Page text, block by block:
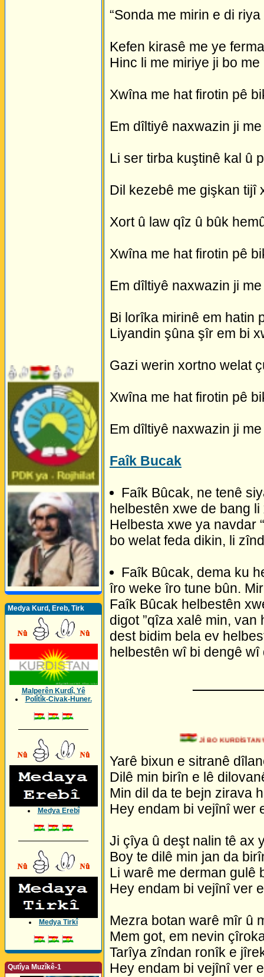
Medya Kurd, Ereb, Tirk
Malperên Kurdî, Yê
Polîtîk-Civak-Huner.
Medya Erebî
Medya Tirkî
Qutîya Muzîkê-1
“Sonda me mirin e di
Kefen kirasê me ye
Hinc li me miriye ji bo
Xwîna me hat firotin pê
Em dîltiyê naxwazin ji
Li ser tirba kuştinê kal û
Dil kezebê me gişkan tijî
Xort û law qîz û bûk
Xwîna me hat firotin pê
Em dîltiyê naxwazin ji
Bi lorîka mirinê em hatin
Liyandin şûna şîr em bi
Gazi werin xortno welat
Xwîna me hat firotin pê
Em dîltiyê naxwazin ji
Faîk Bucak
Faîk Bûcak, ne tenê
helbestên xwe de bang
Helbesta xwe ya navdar
bo welat feda dikin, li
Faîk Bûcak, dema ku
îro weke îro tune bûn.
Faîk Bûcak helbestên
digot ”qîza xalê min,
dest bidim bela ev
helbestên wî bi dengê
Jİ BO KURDİSTAN
Yarê bixun e sitranê
Dilê min birîn e lê
Min dil da te bejn zirava
Hey endam bi vejînî wer
Ji çîya û deşt nalin tê ax
Boy te dilê min jan da
Li warê me derman gulê
Hey endam bi vejînî ver
Mezra botan warê mîr û
Mem got, em nevin
Tarîya zîndan ronîk e
Hey endam bi vejînî ver